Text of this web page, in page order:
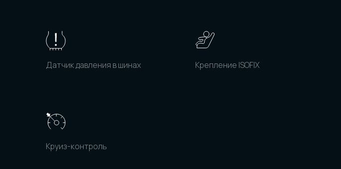
Датчик давления в шинах Крепление ISOFIX
Круиз-контроль